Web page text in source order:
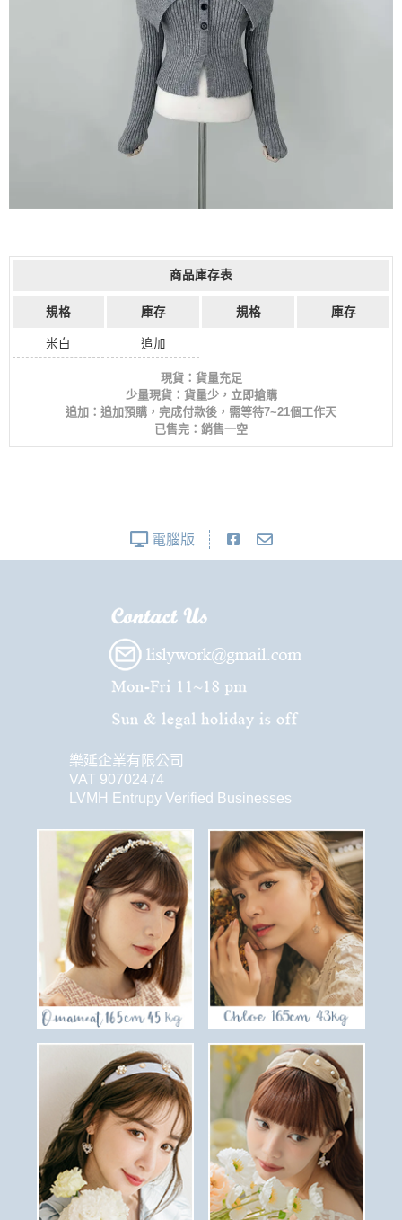
商品庫存表
規格 庫存 規格 庫存
米白 追加
現貨：貨量充足
少量現貨：貨量少，立即搶購
追加：追加預購，完成付款後，需等待7~21個工作天
已售完：銷售一空
電腦版
樂延企業有限公司
VAT 90702474
LVMH Entrupy Verified Businesses